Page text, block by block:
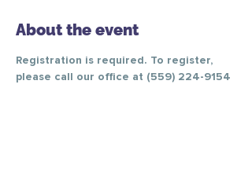
About the event
Registration is required. To register,
please call our office at (559) 224-9154